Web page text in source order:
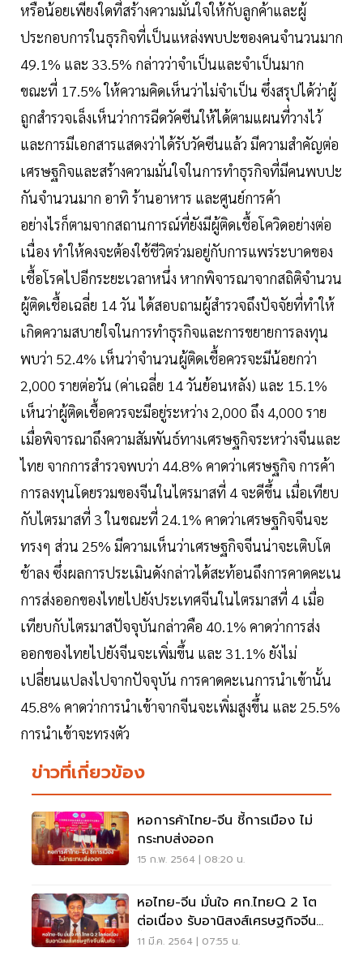
หรือน้อยเพียงใดที่สร้างความมั่นใจให้กับลูกค้าและผู้
ประกอบการในธุรกิจที่เป็นแหล่งพบปะของคนจำนวนมาก
49.1% และ 33.5% กล่าวว่าจำเป็นและจำเป็นมาก
ขณะที่ 17.5% ให้ความคิดเห็นว่าไม่จำเป็น ซึ่งสรุปได้ว่าผู้
ถูกสำรวจเล็งเห็นว่าการฉีดวัคซีนให้ได้ตามแผนที่วางไว้
และการมีเอกสารแสดงว่าได้รับวัคซีนแล้ว มีความสำคัญต่อ
เศรษฐกิจและสร้างความมั่นใจในการทำธุรกิจที่มีคนพบปะ
กันจำนวนมาก อาทิ ร้านอาหาร และศูนย์การค้า
อย่างไรก็ตามจากสถานการณ์ที่ยังมีผู้ติดเชื้อโควิดอย่างต่อ
เนื่อง ทำให้คงจะต้องใช้ชีวิตร่วมอยู่กับการแพร่ระบาดของ
เชื้อโรคไปอีกระยะเวลาหนึ่ง หากพิจารณาจากสถิติจำนวน
ผู้ติดเชื้อเฉลี่ย 14 วัน ได้สอบถามผู้สำรวจถึงปัจจัยที่ทำให้
เกิดความสบายใจในการทำธุรกิจและการขยายการลงทุน
พบว่า 52.4% เห็นว่าจำนวนผู้ติดเชื้อควรจะมีน้อยกว่า
2,000 รายต่อวัน (ค่าเฉลี่ย 14 วันย้อนหลัง) และ 15.1%
เห็นว่าผู้ติดเชื้อควรจะมีอยู่ระหว่าง 2,000 ถึง 4,000 ราย
เมื่อพิจารณาถึงความสัมพันธ์ทางเศรษฐกิจระหว่างจีนและ
ไทย จากการสำรวจพบว่า 44.8% คาดว่าเศรษฐกิจ การค้า
การลงทุนโดยรวมของจีนในไตรมาสที่ 4 จะดีขึ้น เมื่อเทียบ
กับไตรมาสที่ 3 ในขณะที่ 24.1% คาดว่าเศรษฐกิจจีนจะ
ทรงๆ ส่วน 25% มีความเห็นว่าเศรษฐกิจจีนน่าจะเติบโต
ช้าลง ซึ่งผลการประเมินดังกล่าวได้สะท้อนถึงการคาดคะเน
การส่งออกของไทยไปยังประเทศจีนในไตรมาสที่ 4 เมื่อ
เทียบกับไตรมาสปัจจุบันกล่าวคือ 40.1% คาดว่าการส่ง
ออกของไทยไปยังจีนจะเพิ่มขึ้น และ 31.1% ยังไม่
เปลี่ยนแปลงไปจากปัจจุบัน การคาดคะเนการนำเข้านั้น
45.8% คาดว่าการนำเข้าจากจีนจะเพิ่มสูงขึ้น และ 25.5%
การนำเข้าจะทรงตัว
ข่าวที่เกี่ยวข้อง
หอการค้าไทย-จีน ชี้การเมือง ไม่
กระทบส่งออก
15 ก.พ. 2564 | 08:20 น.
หอไทย-จีน มั่นใจ ศก.ไทยQ 2 โต
ต่อเนื่อง รับอานิสงส์เศรษฐกิจจีน
ฟื้นตัว
11 มี.ค. 2564 | 07:55 น.